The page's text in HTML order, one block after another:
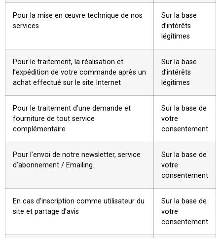
Pour la mise en œuvre technique de nos
services
Sur la base
d’intérêts
légitimes
Pour le traitement, la réalisation et
l’expédition de votre commande après un
achat effectué sur le site Internet
Sur la base
d’intérêts
légitimes
Pour le traitement d’une demande et
fourniture de tout service
complémentaire
Sur la base de
votre
consentement
Pour l’envoi de notre newsletter, service
d’abonnement / Emailing.
Sur la base de
votre
consentement
En cas d’inscription comme utilisateur du
site et partage d’avis
Sur la base de
votre
consentement